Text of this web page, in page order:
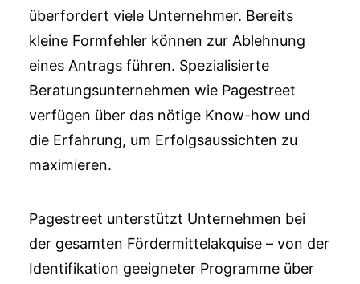
überfordert viele Unternehmer. Bereits
kleine Formfehler können zur Ablehnung
eines Antrags führen. Spezialisierte
Beratungsunternehmen wie Pagestreet
verfügen über das nötige Know-how und
die Erfahrung, um Erfolgsaussichten zu
maximieren.
Pagestreet unterstützt Unternehmen bei
der gesamten Fördermittelakquise – von der
Identifikation geeigneter Programme über